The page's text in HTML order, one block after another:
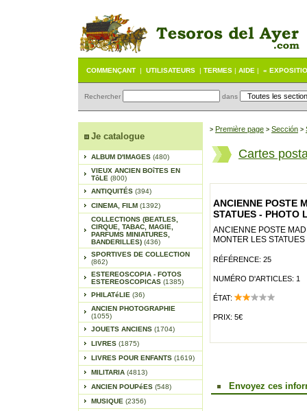
COMMENÇANT | UTILISATEURS | TERMES | AIDE | «
Rechercher dans
Je catalogue
ALBUM D'IMAGES (480)
VIEUX ANCIEN BOîTES EN
TôLE (800)
ANTIQUITÉS (394)
CINEMA, FILM (1392)
COLLECTIONS (BEATLES,
CIRQUE, TABAC, MAGIE,
PARFUMS MINIATURES,
BANDERILLES) (436)
SPORTIVES DE COLLECTION
(862)
ESTEREOSCOPIA - FOTOS
ESTEREOSCOPICAS (1385)
PHILATéLIE (36)
ANCIEN PHOTOGRAPHIE
(1055)
JOUETS ANCIENS (1704)
LIVRES (1875)
LIVRES POUR ENFANTS (1619)
MILITARIA (4813)
ANCIEN POUPéES (548)
MUSIQUE (2356)
> Première page > Sección >
Cartes
ANCIENNE POSTE
STATUES - PHOTO
ANCIENNE POSTE
MONTER LES
RÉFÉRENCE: 25
NUMÉRO D'ARTICLES: 1
ÉTAT:
PRIX: 5€
Envoyez ces